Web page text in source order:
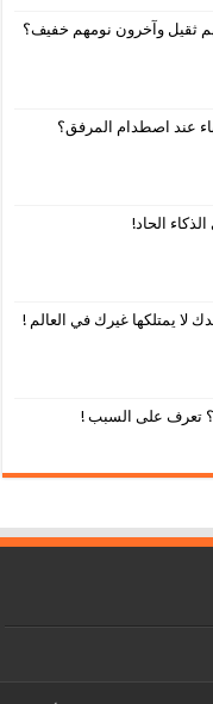
ثقيل وآخرون نومهم خفيف؟
عند اصطدام المرفق؟
الحاد!
لا يمتلكها غيرك في العالم !
؟ تعرف على السبب !